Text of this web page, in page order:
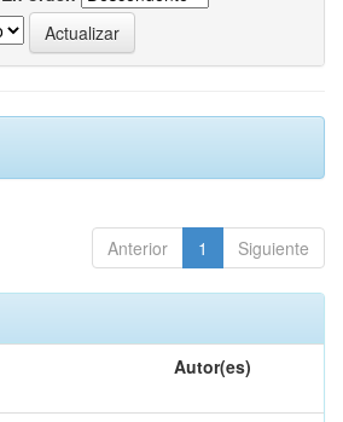
Anterior 1 Siguiente
Autor(es)